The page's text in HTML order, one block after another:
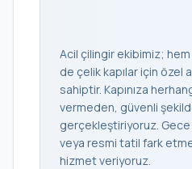
Acil çilingir ekibimiz; hem
de çelik kapılar için özel
sahiptir. Kapınıza
vermeden, güvenli
gerçekleştiriyoruz. Gece
veya resmi tatil fark
hizmet veriyoruz.